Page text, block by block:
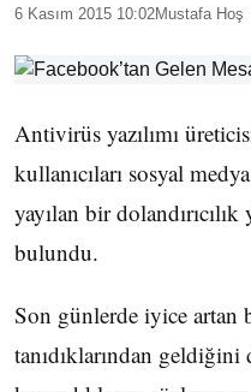
6 Kasım 2015 10:02Mustafa Hoş
Antivirüs yazılımı
kullanıcıları sosyal
yayılan bir
bulundu.
Son günlerde iyice artan
tanıdıklarından